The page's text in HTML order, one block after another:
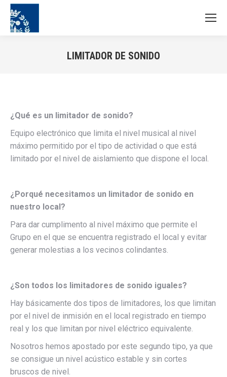
LIMITADOR DE SONIDO
¿Qué es un limitador de sonido?
Equipo electrónico que limita el nivel musical al nivel
máximo permitido por el tipo de actividad o que está
limitado por el nivel de aislamiento que dispone el local.
¿Porqué necesitamos un limitador de sonido en
nuestro local?
Para dar cumplimento al nivel máximo que permite el
Grupo en el que se encuentra registrado el local y evitar
generar molestias a los vecinos colindantes.
¿Son todos los limitadores de sonido iguales?
Hay básicamente dos tipos de limitadores, los que limitan
por el nivel de inmisión en el local registrado en tiempo
real y los que limitan por nivel eléctrico equivalente.
Nosotros hemos apostado por este segundo tipo, ya que
se consigue un nivel acústico estable y sin cortes
bruscos de nivel.